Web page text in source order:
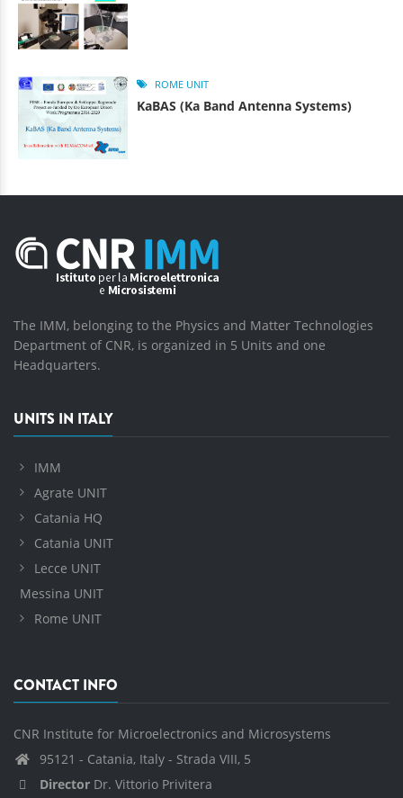
ROME UNIT
KaBAS (Ka Band Antenna Systems)
The IMM, belonging to the Physics and Matter Technologies
Department of CNR, is organized in 5 Units and one
Headquarters.
UNITS IN ITALY
IMM
Agrate UNIT
Catania HQ
Catania UNIT
Lecce UNIT
Messina UNIT
Rome UNIT
CONTACT INFO
CNR Institute for Microelectronics and Microsystems
95121 - Catania, Italy - Strada VIII, 5
Director Dr. Vittorio Privitera